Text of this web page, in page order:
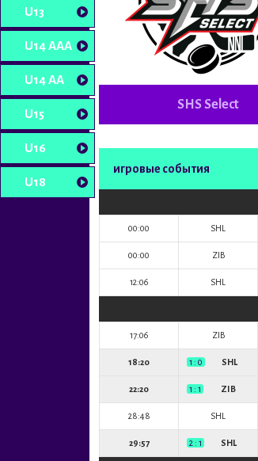
U13
U14 AAA
U14 AA
U15
U16
U18
SHS Select
игровые события
00:00 SHL
00:00 ZIB
12:06 SHL
17:06 ZIB
18:20 1 : 0 SHL
22:20 1 : 1 ZIB
28:48 SHL
29:57 2 : 1 SHL